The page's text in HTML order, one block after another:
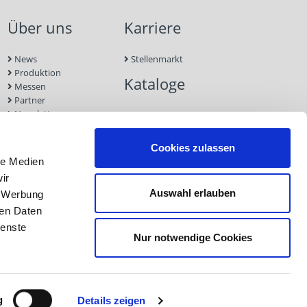
Medien
Daten
Details zeigen
Cookies zulassen
Auswahl erlauben
Nur notwendige Cookies
Über uns
News
Produktion
Messen
Partner
Newsletter
Karriere
Stellenmarkt
Kataloge